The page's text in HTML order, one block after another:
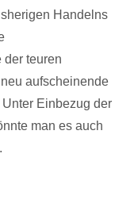
Handelns
der teuren
aufscheinende
Einbezug der
man es auch